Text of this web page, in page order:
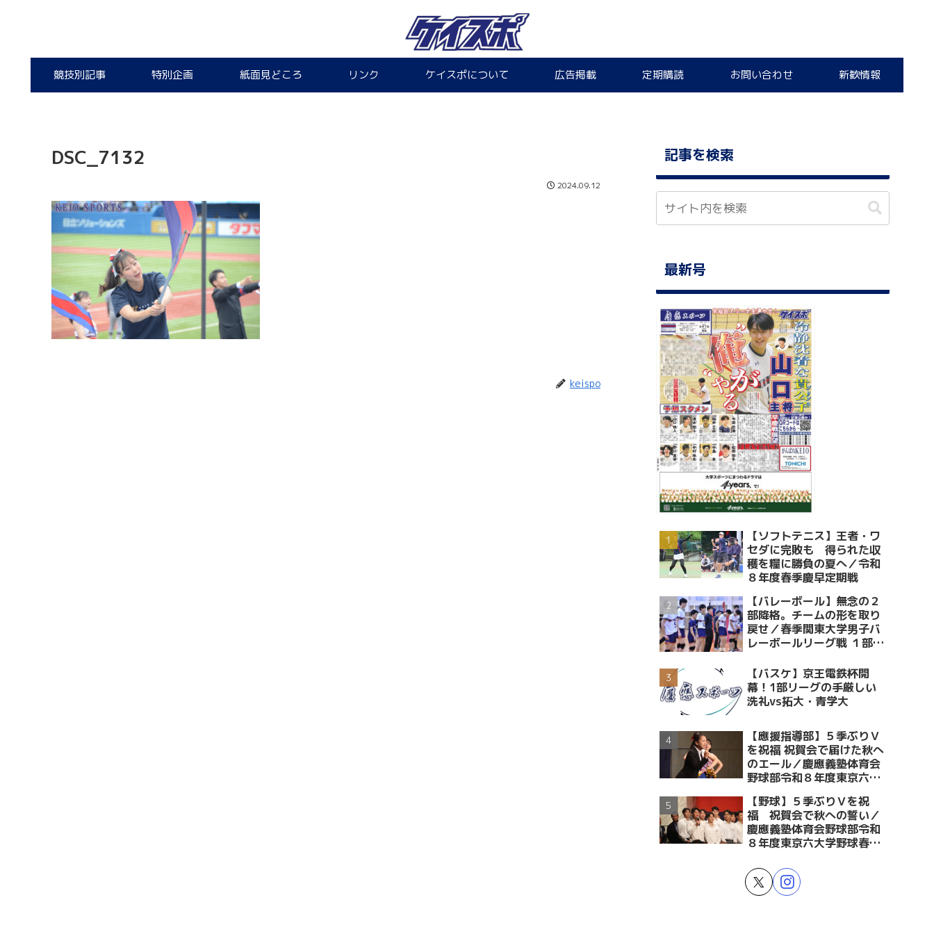
競技別記事 特別企画 紙面見どころ リンク ケイスポについて 広告掲載 定期購読 お問い合わせ 新歓情報
DSC_7132
2024.09.12
keispo
記事を検索
最新号
【ソフトテニス】王者・ワ
セダに完敗も 得られた収
穫を糧に勝負の夏へ／令和
８年度春季慶早定期戦
【バレーボール】無念の２
部降格。チームの形を取り
戻せ／春季関東大学男子バ
レーボールリーグ戦 １部・
【バスケ】京王電鉄杯開
幕！1部リーグの手厳しい
洗礼vs拓大・青学大
【應援指導部】５季ぶりＶ
を祝福 祝賀会で届けた秋へ
のエール／慶應義塾体育会
野球部令和８年度東京六大
賀会～後編～
【野球】５季ぶりＶを祝
福 祝賀会で秋への誓い／
慶應義塾体育会野球部令和
８年度東京六大学野球春季
～